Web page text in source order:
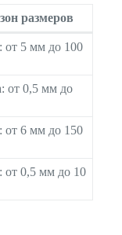
размеров
от 5 мм до 100
от 0,5 мм до
от 6 мм до 150
от 0,5 мм до 10